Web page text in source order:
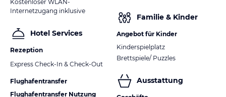
Kostenloser WLAN-
Internetzugang inklusive
Hotel Services
Rezeption
Express Check-In & Check-Out
Flughafentransfer
Flughafentransfer Nutzung
Familie & Kinder
Angebot für Kinder
Kinderspielplatz
Brettspiele/ Puzzles
Ausstattung